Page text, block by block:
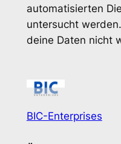
automatisierten
untersucht
deine Daten nicht
BIC-Enterprises